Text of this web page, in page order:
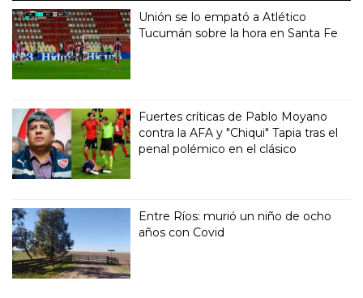
Unión se lo empató a Atlético
Tucumán sobre la hora en Santa Fe
Fuertes críticas de Pablo Moyano
contra la AFA y "Chiqui" Tapia tras el
penal polémico en el clásico
Entre Ríos: murió un niño de ocho
años con Covid